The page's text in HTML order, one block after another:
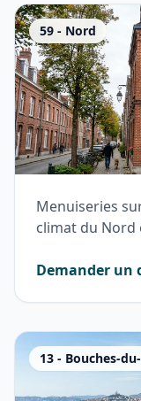
59 - Nord
Menuiseries
climat du Nord
Demander un
13 - Bouches-